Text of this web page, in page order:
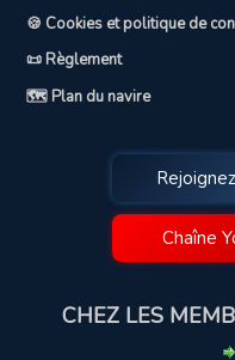
🍪 Cookies et politique de
📜 Règlement
🗺️ Plan du navire
Chaîne
CHEZ LES